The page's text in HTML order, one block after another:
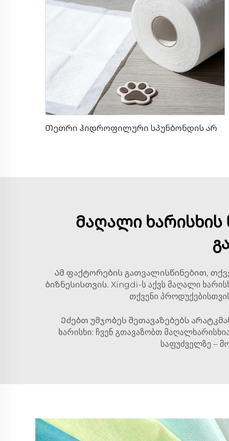
Მაღალი ხარისხის
Ამ ფაქტორების გათვალისწინებით,
ბიზნესისთვის. Xingdi-ს აქვს მაღალი
თქვენი
Ეძებთ უმჯობეს შეთავაზებებს
ხარისხი: ჩვენ გთავაზობთ
საფუძველზე –